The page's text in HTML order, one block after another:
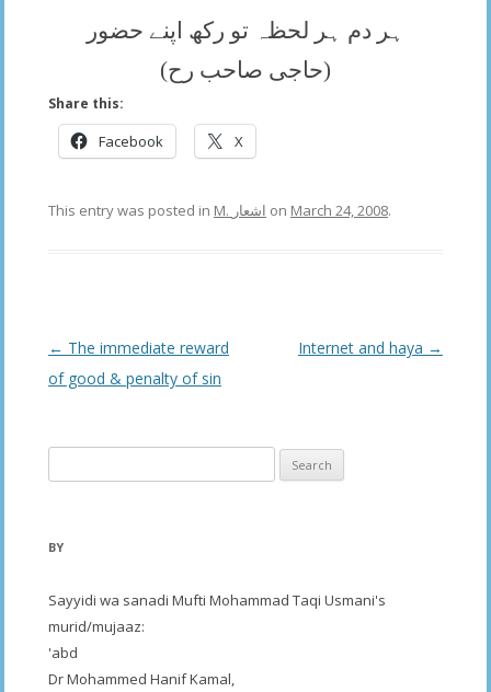
ہر دم ہر لحظہ تو رکھ اپنے حضور
(حاجی صاحب رح)
Share this:
Facebook X
This entry was posted in M. اشعار on March 24, 2008.
Post
navigation
← The immediate reward
of good & penalty of sin
Internet and haya →
for:
BY
Sayyidi wa sanadi Mufti Mohammad Taqi Usmani's
murid/mujaaz:
'abd
Dr Mohammed Hanif Kamal,